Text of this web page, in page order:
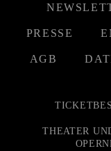
PRESSE
AGB
THEATER